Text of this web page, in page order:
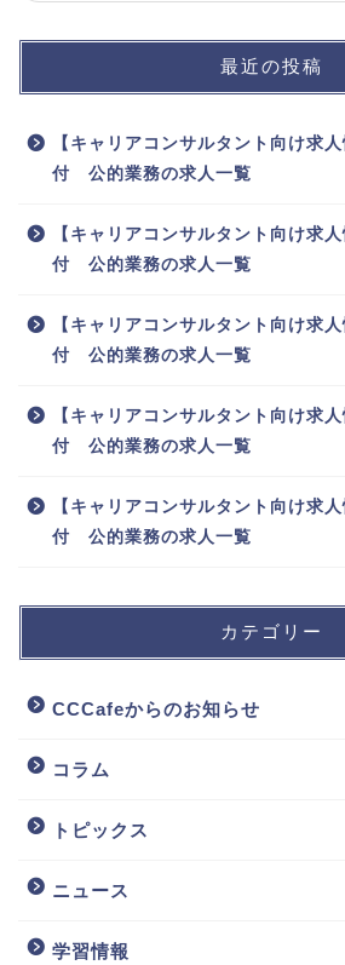
最近の投稿
【キャリアコンサルタント向け求
付 公的業務の求人一覧
【キャリアコンサルタント向け求
付 公的業務の求人一覧
【キャリアコンサルタント向け求
付 公的業務の求人一覧
【キャリアコンサルタント向け求
付 公的業務の求人一覧
【キャリアコンサルタント向け求
付 公的業務の求人一覧
カテゴリー
CCCafeからのお知らせ
コラム
トピックス
ニュース
学習情報